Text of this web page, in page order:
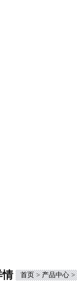
情 首页>产品中心>